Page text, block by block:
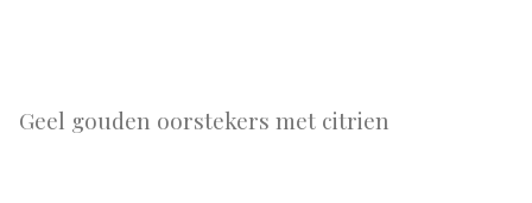
Geel gouden oorstekers met citrien